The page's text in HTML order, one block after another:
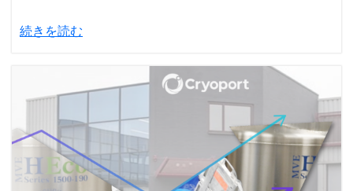
続きを読む